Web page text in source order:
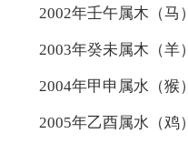
2002年壬午属木（马）
2003年癸未属木（羊）
2004年甲申属水（猴）
2005年乙酉属水（鸡）